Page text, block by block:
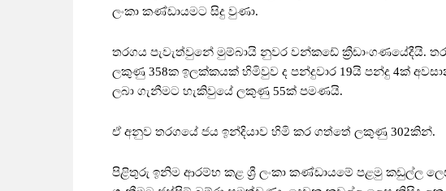
ලංකා කණ්ඩායමට සිදු වුණා.
තරගය පැවැත්වුනේ මුම්බායි නුවර වන්කඩේ ක්‍රීඩාංගණයේදීයි.
ලකුණු 358ක ඉලක්කයක් හිමිවුව ද පන්දුවාර 19යි පන්දු 4ක්
ලබා ගැනීමට හැකිවුයේ ලකුණු 55ක් පමණයි.
ඒ අනුව තරගයේ ජය ඉන්දියාව හිමි කර ගත්තේ ලකුණු 302කින්.
පිළිතුරු ඉනිම ආරම්භ කළ ශ්‍රී ලංකා කණ්ඩායමේ පළමු කඩුල්ල